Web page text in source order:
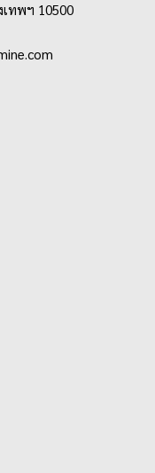
เทพฯ 10500